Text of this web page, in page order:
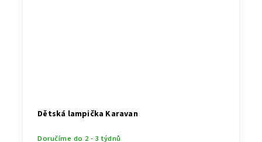
Dětská lampička Karavan
Doručíme do 2 - 3 týdnů